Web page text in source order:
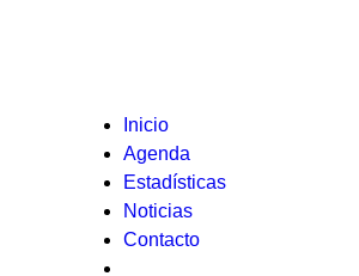
Inicio
Agenda
Estadísticas
Noticias
Contacto